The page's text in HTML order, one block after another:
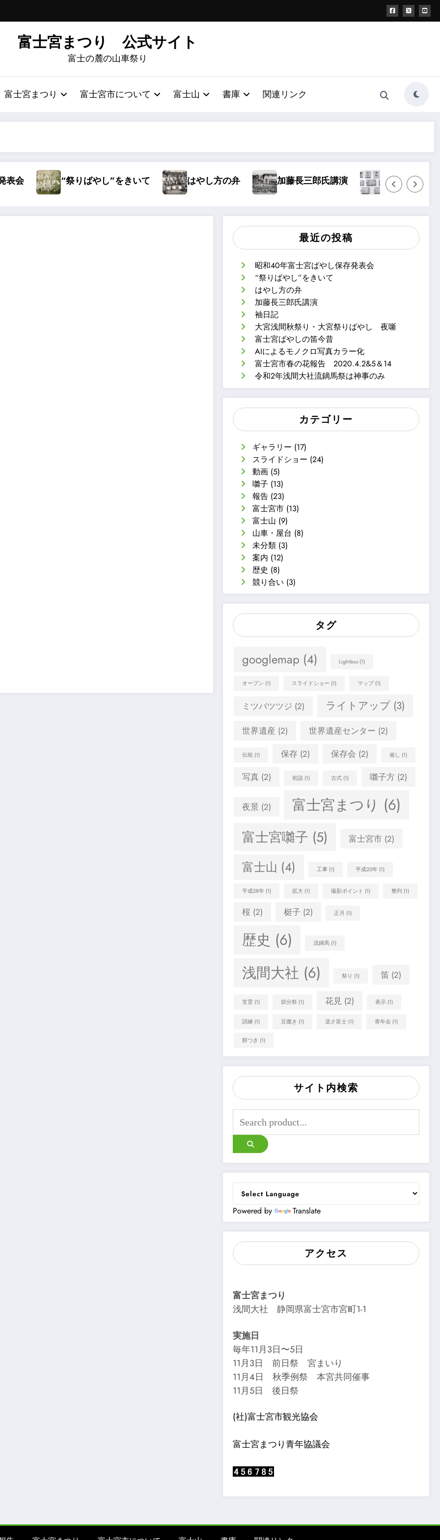
富士宮まつり 公式サイト
富士の麓の山車祭り
富士宮まつり 富士宮市について 富士山 書庫 関連リンク
“祭りばやし”をきいて はやし方の弁 加藤長三郎氏講演 袖日記 大宮浅
最近の投稿
昭和40年富士宮ばやし保存発表会
“祭りばやし”をきいて
はやし方の弁
加藤長三郎氏講演
袖日記
大宮浅間秋祭り・大宮祭りばやし 夜噺
富士宮ばやしの笛今昔
AIによるモノクロ写真カラー化
富士宮市春の花報告 2020.4.2&5＆14
令和2年浅間大社流鏑馬祭は神事のみ
カテゴリー
ギャラリー (17)
スライドショー (24)
動画 (5)
囃子 (13)
報告 (23)
富士宮市 (13)
富士山 (9)
山車・屋台 (8)
未分類 (3)
案内 (12)
歴史 (8)
競り合い (3)
タグ
googlemap (4) Lightbox (1)
オープン (1) スライドショー (1) マップ(1)
ミツバツツジ (2) ライトアップ (3)
世界遺産 (2) 世界遺産センター (2)
伝統 (1) 保存 (2) 保存会 (2) 催し (1)
写真 (2) 初詣 (1) 古式 (1) 囃子方 (2)
夜景 (2) 富士宮まつり (6)
富士宮囃子 (5) 富士宮市 (2)
富士山 (4) 工事 (1) 平成20年 (1)
平成28年 (1) 拡大 (1) 撮影ポイント (1) 整列 (1)
桜 (2) 梃子 (2) 正月 (1)
歴史 (6) 流鏑馬 (1)
浅間大社 (6) 祭り (1) 笛 (2)
笠雲 (1) 節分祭 (1) 花見 (2) 表示 (1)
訓練 (1) 豆撒き (1) 逆さ富士 (1) 青年会 (1)
餅つき (1)
サイト内検索
Powered by Translate
アクセス
富士宮まつり
浅間大社 静岡県富士宮市宮町1-1
実施日
毎年11月3日〜5日
11月3日 前日祭 宮まいり
11月4日 秋季例祭 本宮共同催事
11月5日 後日祭
(社)富士宮市観光協会
富士宮まつり青年協議会